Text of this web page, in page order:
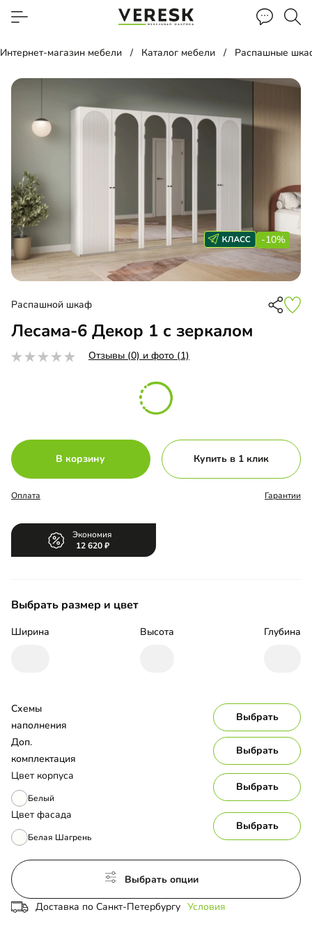
Интернет-магазин мебели Каталог мебели Распашные
-10%
Распашной шкаф
Лесама-6 Декор 1 с зеркалом
Отзывы (0) и фото (1)
В корзину Купить в 1 клик
Оплата Гарантии
Экономия
12 620
Выбрать размер и цвет
Ширина Высота Глубина
Цвет корпуса
Белый
Выбрать
Цвет фасада
Белая Шагрень
Выбрать
Схемы
наполнения
Выбрать
Доп.
комплектация
Выбрать
Выбрать опции
Доставка по Санкт-Петербургу Условия